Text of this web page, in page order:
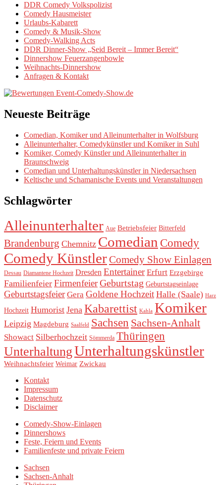
DDR Comedy Volkspolizist
Comedy Hausmeister
Urlaubs-Kabarett
Comedy & Musik-Show
Comedy-Walking Acts
DDR Dinner-Show „Seid Bereit – Immer Bereit“
Dinnershow Feuerzangenbowle
Weihnachts-Dinnershow
Anfragen & Kontakt
Neueste Beiträge
Comedian, Komiker und Alleinunterhalter in Wolfsburg
Alleinunterhalter, Comedykünstler und Komiker in Suhl
Komiker, Comedy Künstler und Alleinunterhalter in
Braunschweig
Comedian und Unterhaltungskünstler in Niedersachsen
Keltische und Schamanische Events und Veranstaltungen
Schlagwörter
Alleinunterhalter Aue Betriebsfeier Bitterfeld
Brandenburg Chemnitz Comedian Comedy
Comedy Künstler Comedy Show Einlagen
Dessau Diamantene Hochzeit Dresden Entertainer Erfurt Erzgebirge
Familienfeier FirmenfeierGeburtstag Geburtstagseinlage
Geburtstagsfeier Gera Goldene Hochzeit Halle (Saale) Harz
Hochzeit Humorist Jena Kabarettist Kahla Komiker
Leipzig Magdeburg Saalfeld Sachsen Sachsen-Anhalt
Showact Silberhochzeit Sömmerda Thüringen
UnterhaltungUnterhaltungskünstler
Weihnachtsfeier Weimar Zwickau
Kontakt
Impressum
Datenschutz
Disclaimer
Comedy-Show-Einlagen
Dinnershows
Feste, Feiern und Events
Familienfeste und private Feiern
Sachsen
Sachsen-Anhalt